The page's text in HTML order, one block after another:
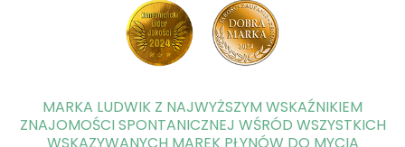
MARKA LUDWIK Z NAJWYŻSZYM WSKAŹNIKIEM
ZNAJOMOŚCI SPONTANICZNEJ WŚRÓD WSZYSTKICH